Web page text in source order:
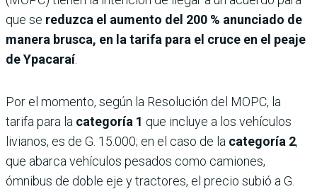
que se reduzca el aumento del 200 % anunciado de
manera brusca, en la tarifa para el cruce en el peaje
de Ypacaraí.
Por el momento, según la Resolución del MOPC, la
tarifa para la categoría 1 que incluye a los vehículos
livianos, es de G. 15.000; en el caso de la categoría 2,
que abarca vehículos pesados como camiones,
ómnibus de doble eje y tractores, el precio subió a G.